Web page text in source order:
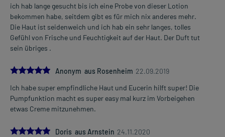
ich hab lange gesucht bis ich eine Probe von dieser Lotion
bekommen habe, seitdem gibt es für mich nix anderes mehr.
Die Haut ist seidenweich und ich hab ein sehr langes, tolles
Gefühl von Frische und Feuchtigkeit auf der Haut. Der Duft tut
sein übriges .
5.0Anonym aus Rosenheim 22.09.2019
Ich habe super empfindliche Haut und Eucerin hilft super! Die
Pumpfunktion macht es super easy mal kurz im Vorbeigehen
etwas Creme mitzunehmen.
5.0
Doris aus Arnstein 24.11.2020